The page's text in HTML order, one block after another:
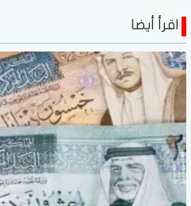
اقرأ أيضا